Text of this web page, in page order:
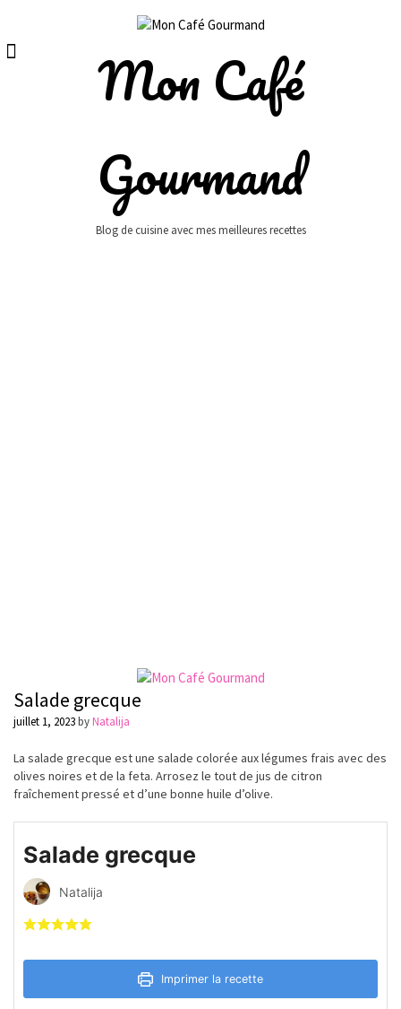
content
Mon Café
Gourmand
Blog de cuisine avec mes meilleures recettes
Salade grecque
juillet 1, 2023byNatalija
La salade grecque est une salade colorée aux légumes frais avec des
olives noires et de la feta. Arrosez le tout de jus de citron
fraîchement pressé et d’une bonne huile d’olive.
Salade grecque
Natalija
Imprimer la recette